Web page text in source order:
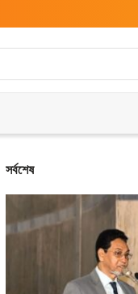
সর্বশেষ